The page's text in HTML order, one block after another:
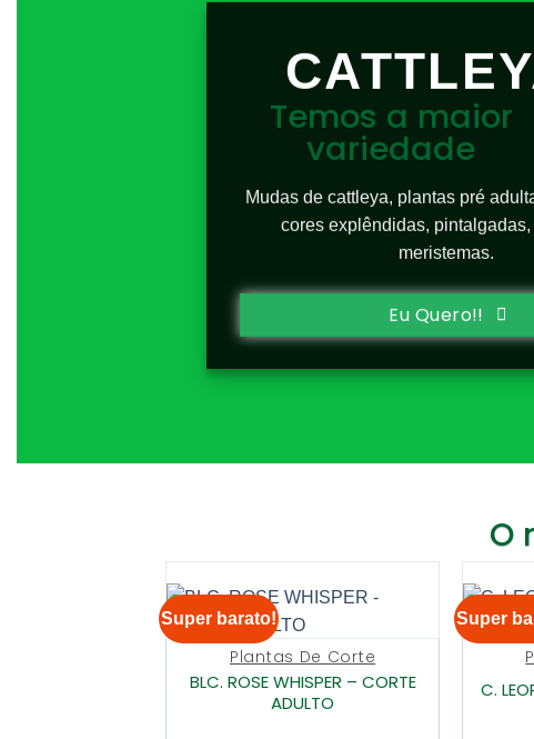
Temos a maior
variedade
Mudas de cattleya, plantas pré
cores explêndidas,
meristemas.
Eu Quero!!
O
Super barato!
Plantas De Corte
BLC. ROSE WHISPER – CORTE
ADULTO
Super
C.